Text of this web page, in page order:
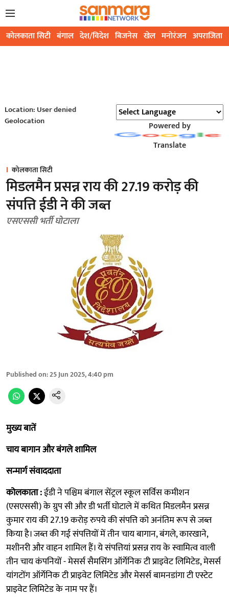
कोलकाता सिटी बंगाल देश/विदेश बिजनेस खेल मनोरंजन अपराजिता
Location: User denied
Geolocation
Powered by
Translate
कोलकाता सिटी
मिडलमैन प्रसन्न राय की 27.19 करोड़ की
संपत्ति ईडी ने की जब्त
एसएससी भर्ती घोटाला
Published on:25 Jun 2025, 4:40 pm
मुख्य बातें
चाय बागान और बंगले शामिल
सन्मार्ग संवाददाता
कोलकाता :ईडी ने पश्चिम बंगाल सेंट्रल स्कूल सर्विस कमीशन
(एसएससी) के ग्रुप सी और डी भर्ती घोटाले में कथित मिडलमैन प्रसन्न
कुमार राय की 27.19 करोड़ रुपये की संपत्ति को अनंतिम रूप से जब्त
किया है। जब्त की गई संपत्तियों में तीन चाय बागान, बंगले, कारखाने,
मशीनरी और वाहन शामिल हैं। ये संपत्तियां प्रसन्न राय के स्वामित्व वाली
तीन चाय कंपनियों - मेसर्स सैमसिंग ऑर्गेनिक टी प्राइवेट लिमिटेड, मेसर्स
यांगटोंग ऑर्गेनिक टी प्राइवेट लिमिटेड और मेसर्स बामनडांगा टी एस्टेट
प्राइवेट लिमिटेड के नाम पर हैं।